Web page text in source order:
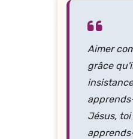
Aimer
grâce
Jésus,